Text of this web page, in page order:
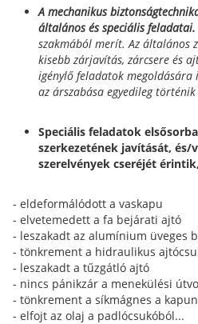
A mechanikus
általános és speciális feladatai.
szakmából merít. Az általános
kisebb zárjavítás, zárcsere és
igénylő feladatok megoldására
az árszabása egyedileg történik
Speciális feladatok
szerkezetének javítását, és/
szerelvények cseréjét
- eldeformálódott a vaskapu
- elvetemedett a fa bejárati ajtó
- leszakadt az alumínium üveges
- tönkrement a hidraulikus
- leszakadt a tűzgátló ajtó
- nincs pánikzár a menekülési
- tönkrement a síkmágnes a kapun
- elfojt az olaj a padlócsukóból...